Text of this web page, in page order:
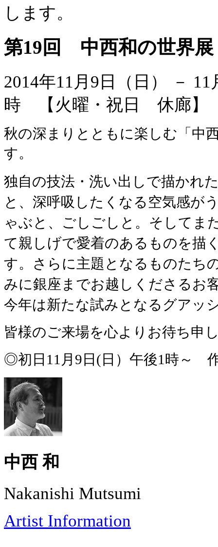
します。
第19回 中西和の世界展
2014年11月9日（日） －
時 【火曜・祝日 休廊
秋の深まりとともに楽しむ「中
す。
独自の技法・洗い出しで描かれ
と、深呼吸したくなる空気感が
ゃぶと、ごしごしと。そしてま
て親しげで愛着のあるものを描
す。さらに主題となるものたち
みに銀座までお越しくださるお
今年は新たな試みとなるグアッ
皆様のご来場を心よりお待ち申
◎初日11月9日(日）午後1時～
中西 和
Nakanishi Mutsumi
Artist Information